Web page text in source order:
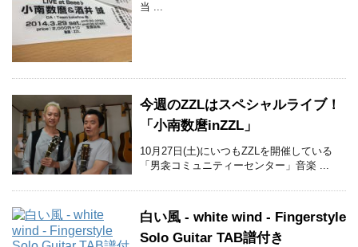
当 ...
今週のZZLはスペシャルライブ！
「小南数麿inZZL」
10月27日(土)にいつもZZLを開催している
「男衾コミュニティーセンター」音楽 ...
白い風 - white wind - Fingerstyle
Solo Guitar TAB譜付き